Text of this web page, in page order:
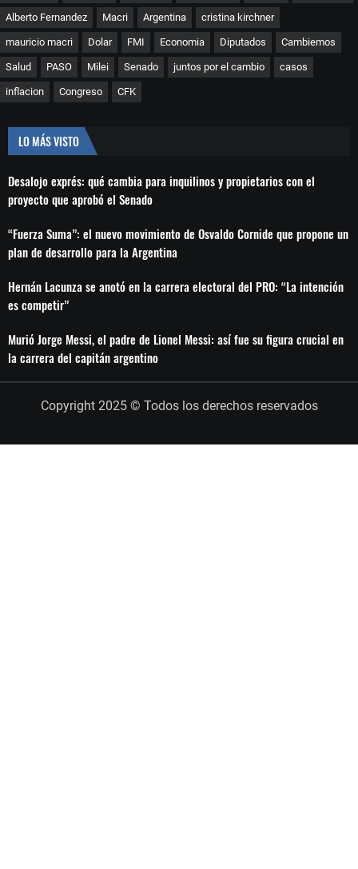
Alberto Fernandez Macri Argentina cristina kirchner
mauricio macri Dolar FMI Economia Diputados Cambiemos
Salud PASO Milei Senado juntos por el cambio casos
inflacion Congreso CFK
LO MÁS VISTO
Desalojo exprés: qué cambia para inquilinos y propietarios con el
proyecto que aprobó el Senado
“Fuerza Suma”: el nuevo movimiento de Osvaldo Cornide que propone un
plan de desarrollo para la Argentina
Hernán Lacunza se anotó en la carrera electoral del PRO: “La intención
es competir”
Murió Jorge Messi, el padre de Lionel Messi: así fue su figura crucial en
la carrera del capitán argentino
Copyright 2025 © Todos los derechos reservados